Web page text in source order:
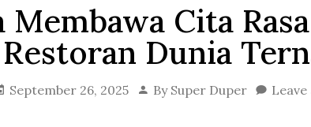
Cita
Restoran Dunia
September 26, 2025 By Super Duper